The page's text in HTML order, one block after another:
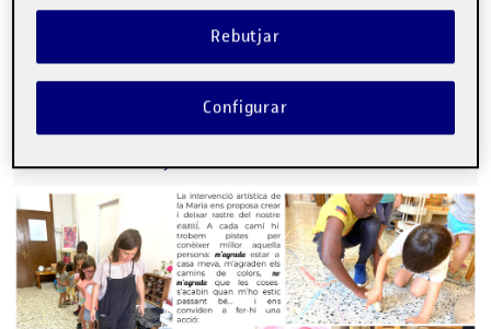
Pràctica: Formalització del projecte …
Formalització del projecte: CAMINS
Publicat per
Maria Montserrat Gambús
Públic-9 Juny 2022-2 comentaris
Rebutjar
Configurar